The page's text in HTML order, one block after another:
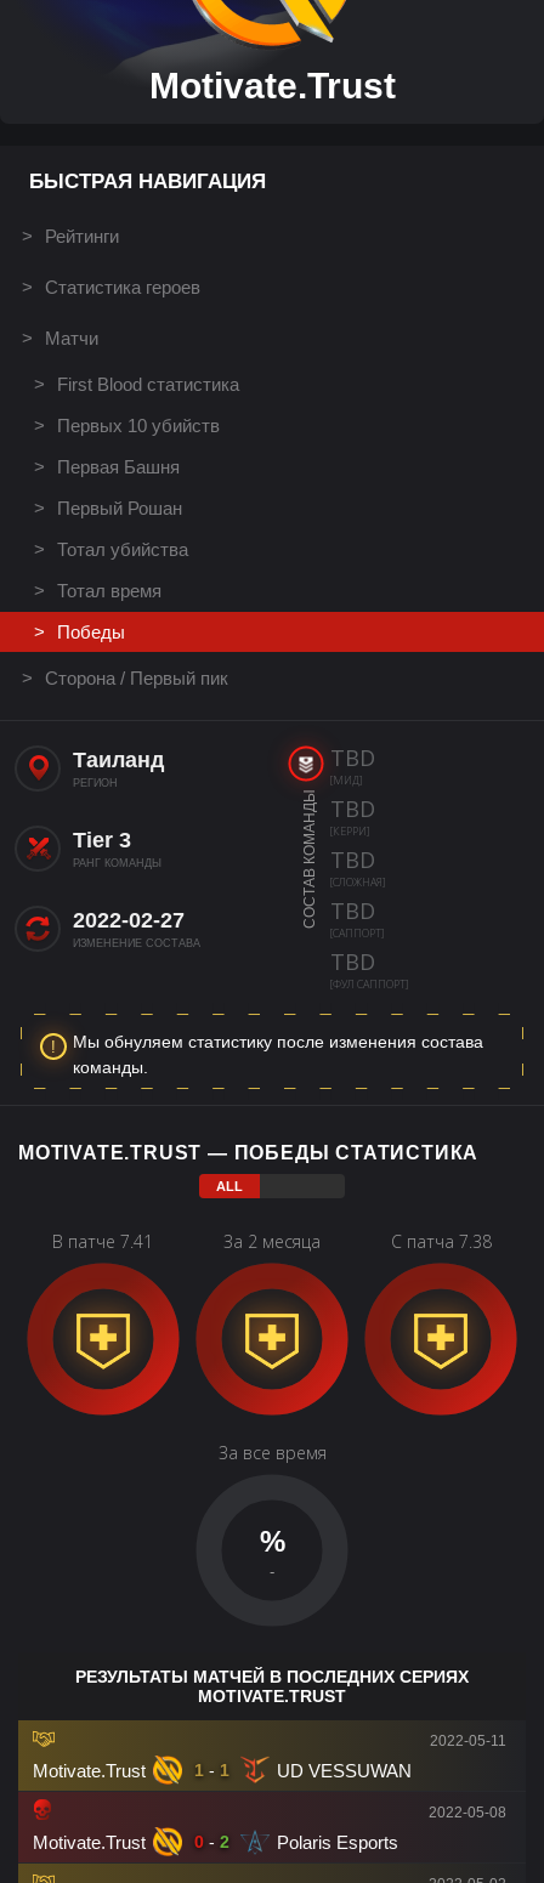
Motivate.Trust
БЫСТРАЯ НАВИГАЦИЯ
Рейтинги
Статистика героев
Матчи
First Blood статистика
Первых 10 убийств
Первая Башня
Первый Рошан
Тотал убийства
Тотал время
Победы
Сторона / Первый пик
Таиланд
РЕГИОН
Tier 3
РАНГ КОМАНДЫ
2022-02-27
ИЗМЕНЕНИЕ СОСТАВА
СОСТАВ КОМАНДЫ
TBD
[МИД]
TBD
[КЕРРИ]
TBD
[СЛОЖНАЯ]
TBD
[САППОРТ]
TBD
[ФУЛ САППОРТ]
Мы обнуляем статистику после изменения состава
команды.
MOTIVATE.TRUST — ПОБЕДЫ СТАТИСТИКА
В патче 7.41 За 2 месяца С патча 7.38
За все время
%
-
РЕЗУЛЬТАТЫ МАТЧЕЙ В ПОСЛЕДНИХ СЕРИЯХ
MOTIVATE.TRUST
Motivate.Trust 1 - 1 UD VESSUWAN
2022-05-11
Motivate.Trust 0 - 2 Polaris Esports
2022-05-08